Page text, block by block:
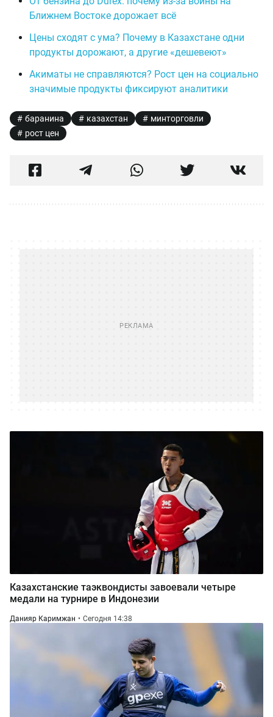
Ближнем Востоке дорожает всё
Цены сходят с ума? Почему в Казахстане одни
продукты дорожают, а другие «дешевеют»
Акиматы не справляются? Рост цен на социально
значимые продукты фиксируют аналитики
баранина казахстан
минторговли
рост цен
Казахстанские таэквондисты завоевали четыре
медали на турнире в Индонезии
Данияр Каримжан Сегодня 14:38